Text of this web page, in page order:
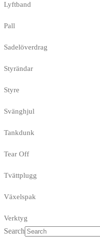
Lyftband
Pall
Sadelöverdrag
Styrändar
Styre
Svänghjul
Tankdunk
Tear Off
Tvättplugg
Växelspak
Verktyg
Search